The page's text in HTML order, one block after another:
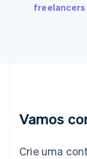
freelancers
Vamos
Crie uma
Gibraltar
English
Italiano English